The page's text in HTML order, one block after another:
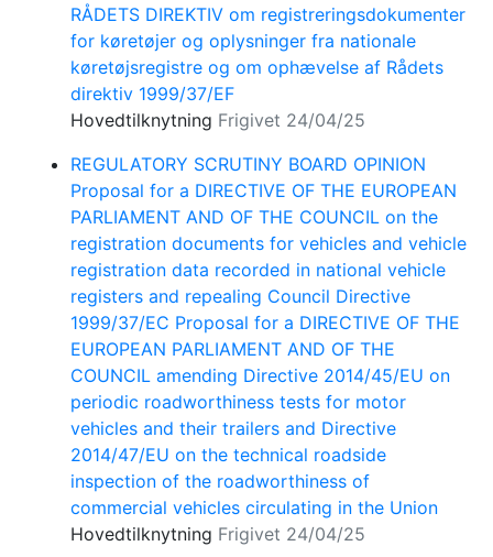
RÅDETS DIREKTIV om registreringsdokumenter
for køretøjer og oplysninger fra nationale
køretøjsregistre og om ophævelse af Rådets
direktiv 1999/37/EF
Hovedtilknytning Frigivet 24/04/25
REGULATORY SCRUTINY BOARD OPINION
Proposal for a DIRECTIVE OF THE EUROPEAN
PARLIAMENT AND OF THE COUNCIL on the
registration documents for vehicles and vehicle
registration data recorded in national vehicle
registers and repealing Council Directive
1999/37/EC Proposal for a DIRECTIVE OF THE
EUROPEAN PARLIAMENT AND OF THE
COUNCIL amending Directive 2014/45/EU on
periodic roadworthiness tests for motor
vehicles and their trailers and Directive
2014/47/EU on the technical roadside
inspection of the roadworthiness of
commercial vehicles circulating in the Union
Hovedtilknytning Frigivet 24/04/25